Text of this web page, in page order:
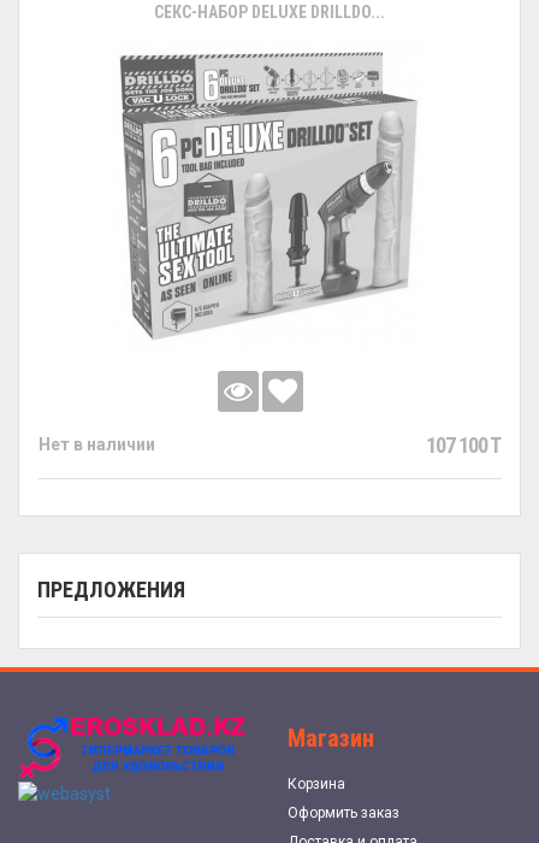
ПРЕДЛОЖЕНИЯ
СЕКС-НАБОР DELUXE DRILLDO...
Нет в наличии 107 100 T
Магазин
Корзина
Оформить заказ